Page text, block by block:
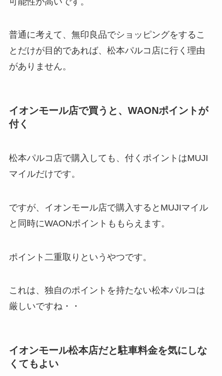
普通に考えて、無印良品でショッピングをするこ
とだけが目的であれば、松本パルコ店に行く理由
がありません。
イオンモール店で買うと、WAONポイントが
付く
松本パルコ店で購入しても、付くポイントはMUJI
マイルだけです。
ですが、イオンモール店で購入するとMUJIマイル
と同時にWAONポイントももらえます。
ポイント二重取りというやつです。
これは、独自のポイントを持たない松本パルコは
厳しいですね・・
イオンモール松本店だと駐車料金を気にしな
くてもよい